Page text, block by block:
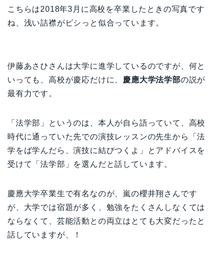
こちらは2018年3月に高校を卒業したときの写真です
ね、浅い詰襟がビシっと似合っています。
伊藤あさひさんは大学に進学しているのですが、何と
いっても、高校が慶応だけに、
慶應大学法学部の説が
最有力です。
「法学部」というのは、本人が自ら語っていて、高校
時代に通っていた先での演技レッスンの先生から「法
学をば学んだら、演技に結びつくよ」とアドバイスを
受けて「法学部」を選んだと話しています。
慶應大学卒業生で有名なのが、嵐の櫻井翔さんです
が、大学では宿題が多く、勉強をたくさんしなくては
ならなくて、芸能活動との両立はとても大変だったと
話していますが、！